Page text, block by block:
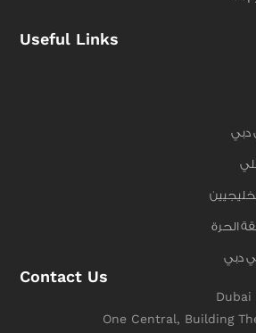
Useful Links
دبي
الحرة
دبي
Contact Us
Dubai
One Central, Building